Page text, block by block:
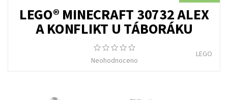
LEGO® MINECRAFT 30732 ALEX
A KONFLIKT U TÁBORÁKU
Neohodnoceno
LEGO